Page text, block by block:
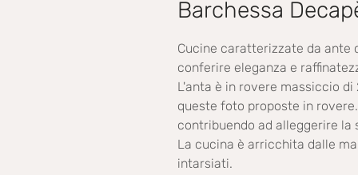
Barchessa
Cucine caratterizzate da ante
conferire eleganza e
L'anta è in rovere massiccio
queste foto proposte in
contribuendo ad alleggerire
La cucina è arricchita dalle
intarsiati.